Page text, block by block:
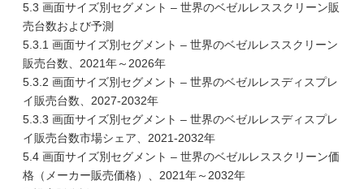
5.3 画面サイズ別セグメント – 世界のベゼルレススクリーン販
売台数および予測
5.3.1 画面サイズ別セグメント – 世界のベゼルレススクリーン
販売台数、2021年～2026年
5.3.2 画面サイズ別セグメント – 世界のベゼルレスディスプレ
イ販売台数、2027-2032年
5.3.3 画面サイズ別セグメント – 世界のベゼルレスディスプレ
イ販売台数市場シェア、2021-2032年
5.4 画面サイズ別セグメント – 世界のベゼルレススクリーン価
格（メーカー販売価格）、2021年～2032年